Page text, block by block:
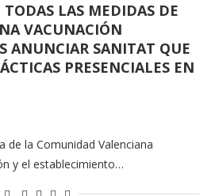
TODAS LAS MEDIDAS DE
VACUNACIÓN
ANUNCIAR SANITAT QUE
PRESENCIALES EN
de la Comunidad Valenciana
y el establecimiento…